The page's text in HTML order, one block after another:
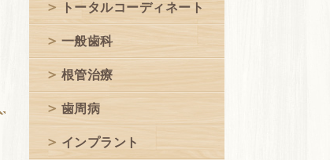
トータルコーディネート
一般歯科
根管治療
歯周病
インプラント